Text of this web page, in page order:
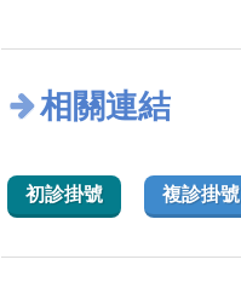
相關連結
初診掛號 複診掛號